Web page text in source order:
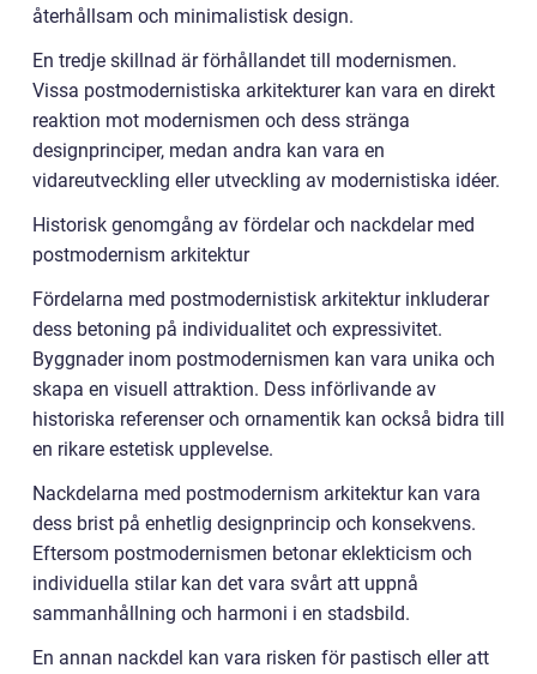
återhållsam och minimalistisk design.
En tredje skillnad är förhållandet till modernismen.
Vissa postmodernistiska arkitekturer kan vara en direkt
reaktion mot modernismen och dess stränga
designprinciper, medan andra kan vara en
vidareutveckling eller utveckling av modernistiska idéer.
Historisk genomgång av fördelar och nackdelar med
postmodernism arkitektur
Fördelarna med postmodernistisk arkitektur inkluderar
dess betoning på individualitet och expressivitet.
Byggnader inom postmodernismen kan vara unika och
skapa en visuell attraktion. Dess införlivande av
historiska referenser och ornamentik kan också bidra till
en rikare estetisk upplevelse.
Nackdelarna med postmodernism arkitektur kan vara
dess brist på enhetlig designprincip och konsekvens.
Eftersom postmodernismen betonar eklekticism och
individuella stilar kan det vara svårt att uppnå
sammanhållning och harmoni i en stadsbild.
En annan nackdel kan vara risken för pastisch eller att